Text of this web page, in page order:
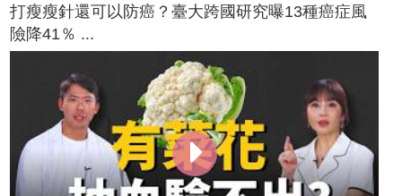
打瘦瘦針還可以防癌？臺大跨國研究曝13種癌症風
險降41％ ...